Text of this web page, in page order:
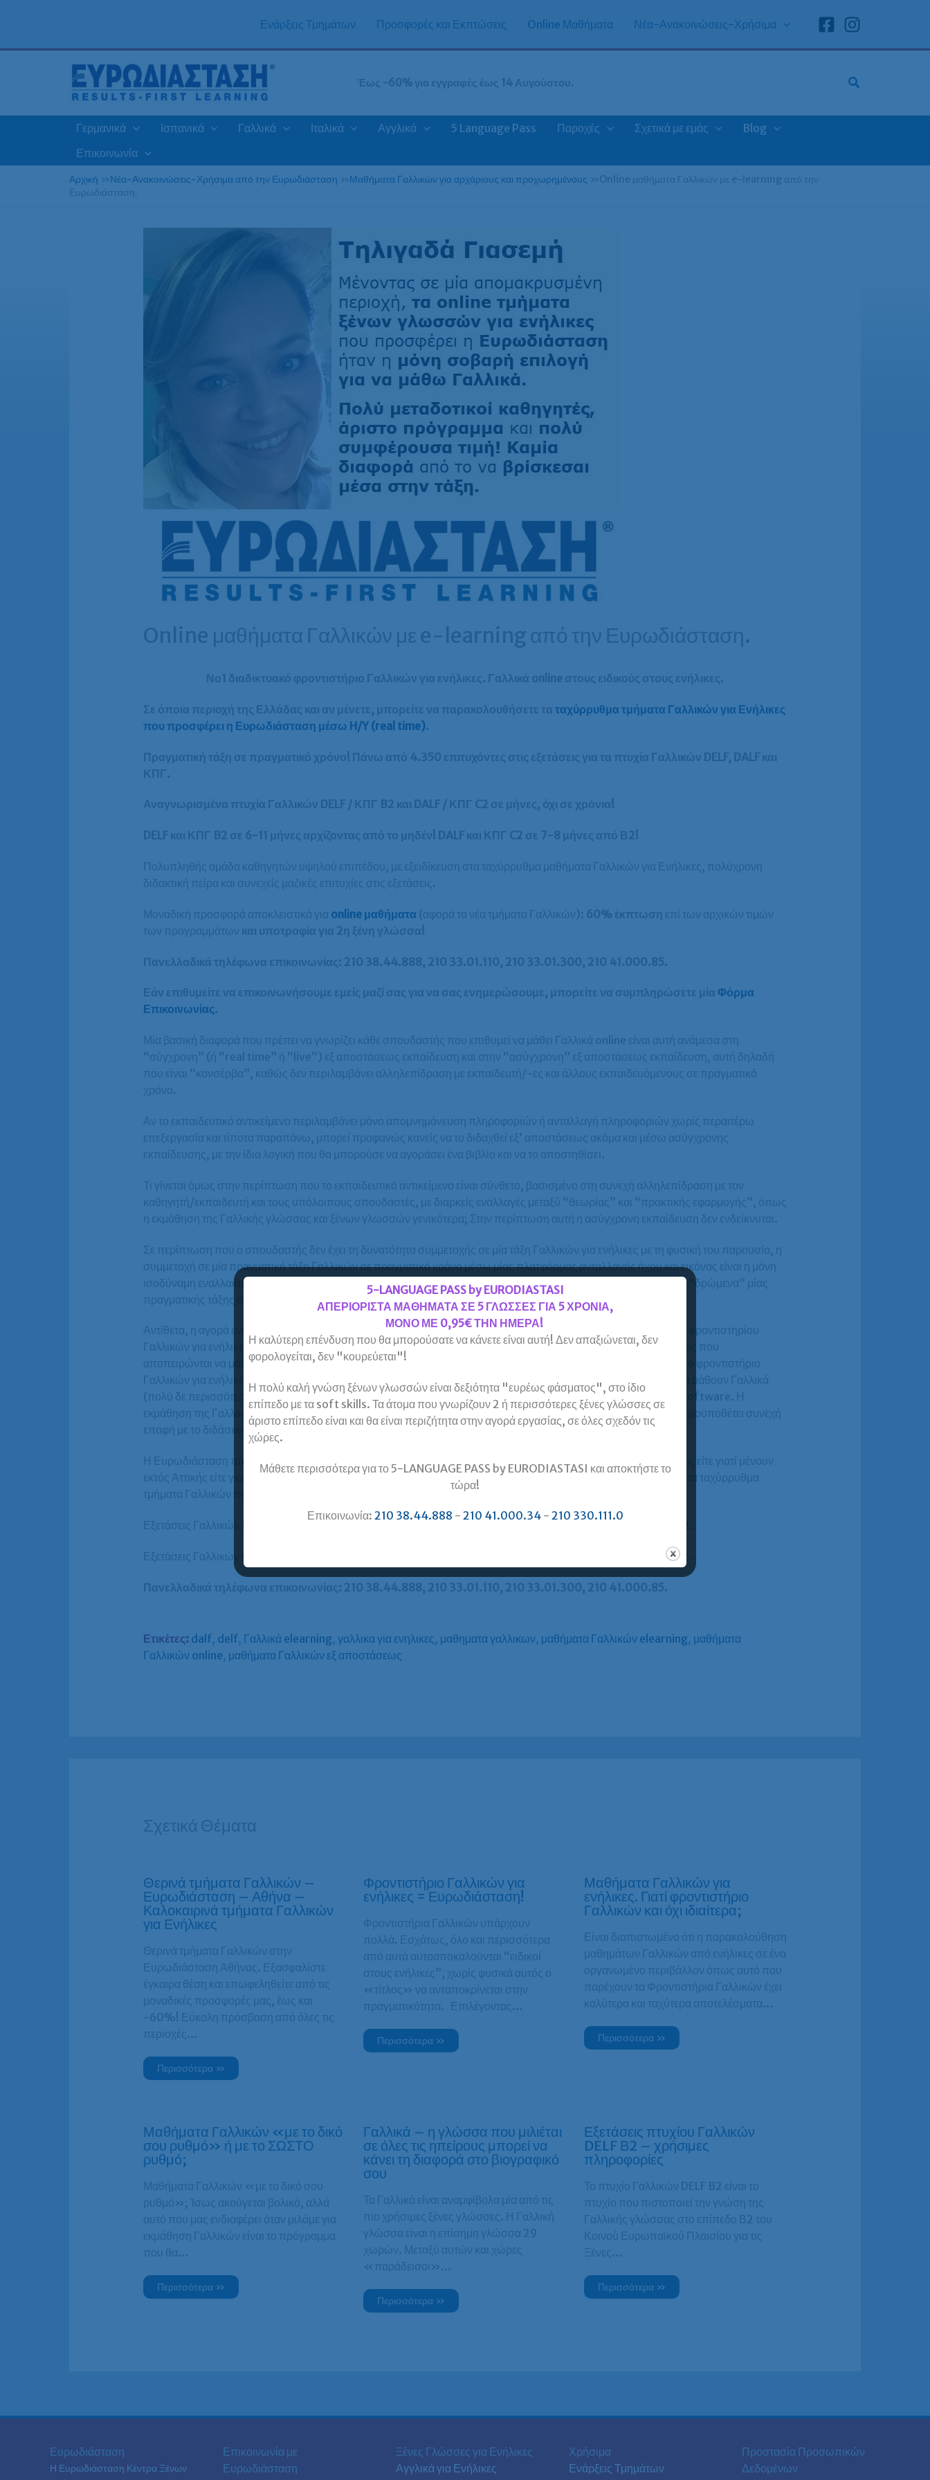
Ενάρξεις Τμημάτων Προσφορές και Εκπτώσεις Online Μαθήματα Νέα-Ανακοινώσεις-Χρήσιμα
Έως -60% για εγγραφές έως 14 Αυγούστου.
Γερμανικά Ισπανικά Γαλλικά Ιταλικά Αγγλικά 5 Language Pass Παροχές Σχετικά με εμάς
Blog
Επικοινωνία
Αρχική »Νέα-Ανακοινώσεις-Χρήσιμα από την Ευρωδιάσταση »Μαθήματα Γαλλικών για αρχάριους και προχωρημένους »Online μαθήματα Γαλλικών με e-learning από την
Ευρωδιάσταση.
Online μαθήματα Γαλλικών με e-learning από την Ευρωδιάσταση.
Νο1 διαδικτυακό φροντιστήριο Γαλλικών για ενήλικες. Γαλλικά online στους ειδικούς στους ενήλικες.
Σε όποια περιοχή της Ελλάδας και αν μένετε, μπορείτε να παρακολουθήσετε τα ταχύρρυθμα τμήματα Γαλλικών για Ενήλικες
που προσφέρει η Ευρωδιάσταση μέσω H/Y (real time).
Πραγματική τάξη σε πραγματικό χρόνο! Πάνω από 4.350 επιτυχόντες στις εξετάσεις για τα πτυχία Γαλλικών DELF, DALF και
ΚΠΓ.
Αναγνωρισμένα πτυχία Γαλλικών DELF / ΚΠΓ B2 και DALF / ΚΠΓ C2 σε μήνες, όχι σε χρόνια!
DELF και ΚΠΓ B2 σε 6-11 μήνες αρχίζοντας από το μηδέν! DALF και ΚΠΓ C2 σε 7-8 μήνες από Β2!
Πολυπληθής ομάδα καθηγητών υψηλού επιπέδου, με εξειδίκευση στα ταχύρρυθμα μαθήματα Γαλλικών για Ενήλικες, πολύχρονη
διδακτική πείρα και συνεχείς μαζικές επιτυχίες στις εξετάσεις.
Μοναδική προσφορά αποκλειστικά για online μαθήματα (αφορά τα νέα τμήματα Γαλλικών): 60% έκπτωση επί των αρχικών τιμών
των προγραμμάτων και υποτροφία για 2η ξένη γλώσσα!
Πανελλαδικά τηλέφωνα επικοινωνίας: 210 38.44.888, 210 33.01.110, 210 33.01.300, 210 41.000.85.
Εάν επιθυμείτε να επικοινωνήσουμε εμείς μαζί σας για να σας ενημερώσουμε, μπορείτε να συμπληρώσετε μία Φόρμα
Επικοινωνίας.
Μία βασική διαφορά που πρέπει να γνωρίζει κάθε σπουδαστής που επιθυμεί να μάθει Γαλλικά online είναι αυτή ανάμεσα στη
“σύγχρονη” (ή “real time” ή “live”) εξ αποστάσεως εκπαίδευση και στην “ασύγχρονη” εξ αποστάσεως εκπαίδευση, αυτή δηλαδή
που είναι “κονσέρβα”, καθώς δεν περιλαμβάνει αλληλεπίδραση με εκπαιδευτή/-ες και άλλους εκπαιδευόμενους σε πραγματικό
χρόνο.
Αν το εκπαιδευτικό αντικείμενο περιλαμβάνει μόνο απομνημόνευση πληροφοριών ή ανταλλαγή πληροφοριών χωρίς περαιτέρω
επεξεργασία και τίποτα παραπάνω, μπορεί προφανώς κανείς να το διδαχθεί εξ’ αποστάσεως ακόμα και μέσω ασύγχρονης
εκπαίδευσης, με την ίδια λογική που θα μπορούσε να αγοράσει ένα βιβλίο και να το αποστηθίσει.
Τι γίνεται όμως στην περίπτωση που το εκπαιδευτικό αντικείμενο είναι σύνθετο, βασισμένο στη συνεχή αλληλεπίδραση με τον
καθηγητή/εκπαιδευτή και τους υπόλοιπους σπουδαστές, με διαρκείς εναλλαγές μεταξύ “θεωρίας” και “πρακτικής εφαρμογής”, όπως
η εκμάθηση της Γαλλικής γλώσσας και ξένων γλωσσών γενικότερα; Στην περίπτωση αυτή η ασύγχρονη εκπαίδευση δεν ενδείκνυται.
Σε περίπτωση που ο σπουδαστής δεν έχει τη δυνατότητα συμμετοχής σε μία τάξη Γαλλικών για ενήλικες με τη φυσική του παρουσία, η
συμμετοχή σε μία πραγματική τάξη Γαλλικών σε πραγματικό χρόνο μέσω μίας πλατφόρμας ανταλλαγής ήχου και εικόνας είναι η μόνη
ισοδύναμη εναλλακτική λύση. Η επιλογή αυτή εξασφαλίζει στον “απομακρυσμένο” σπουδαστή τη συμμετοχή στα “δρώμενα” μίας
πραγματικής τάξης σε πραγματικό χρόνο, χωρίς καμία ουσιαστική διαφορά από τη φοίτηση με φυσική παρουσία.
Αντίθετα, η αγορά ενός “προϊόντος” για την εκμάθηση Γαλλικών χωρίς τη συνεχή υποστήριξη ενός καταξιωμένου φροντιστηρίου
Γαλλικών για ενήλικες αποδεικνύεται συνήθως άστοχη επιλογή, με φτωχά αποτελέσματα. Συνήθως, οι σπουδαστές που
αποπειρώνται να μάθουν με ένα τέτοιο προϊόν στρέφονται μετά από σύντομο χρονικό διάστημα σε ένα δοκιμασμένο φροντιστήριο
Γαλλικών για ενήλικες προκειμένου να έχουν άμεσα και απτά αποτελέσματα, καθώς διαπιστώνουν ότι δε γίνεται να μάθουν Γαλλικά
(πολύ δε περισσότερο να προετοιμαστούν για διπλώματα όπως το DELF και το DALF) μόνο με τη χρήση κάποιου software. Η
εκμάθηση της Γαλλικής γλώσσας, όπως και η προετοιμασία για ένα πτυχίο Γαλλικών όπως το DELF και το DALF, προϋποθέτει συνεχή
επαφή με το διδάσκοντα αλλά και αλληλεπίδραση με την υπόλοιπη τάξη.
Η Ευρωδιάσταση παρέχει στους σπουδαστές της οι οποίοι δεν μπορούν να έχουν φυσική παρουσία στα μαθήματα, είτε γιατί μένουν
εκτός Αττικής είτε γιατί δεν επιθυμούν να μετακινούνται, τη δυνατότητα να παρακολουθήσουν live εξ αποστάσεως τα ταχύρρυθμα
τμήματα Γαλλικών που προσφέρει.
Εξετάσεις Γαλλικών B2 –
Εξετάσεις Γαλλικών C2 – Αναλυτικές πληροφορίες για τη διαδικασία και περιεχόμενο των εξετάσεων Γαλλικών C2
Πανελλαδικά τηλέφωνα επικοινωνίας: 210 38.44.888, 210 33.01.110, 210 33.01.300, 210 41.000.85.
Ετικέτες: dalf, delf, Γαλλικά elearning, γαλλικα για ενηλικες μαθηματα γαλλικων μαθήματα Γαλλικών elearning, μαθήματα
Γαλλικών online μαθήματα Γαλλικών εξ αποστάσεως
Σχετικά Θέματα
Θερινά τμήματα Γαλλικών –
Ευρωδιάσταση – Αθήνα –
Καλοκαιρινά τμήματα Γαλλικών
για Ενήλικες
Θερινά τμήματα Γαλλικών στην
Ευρωδιάσταση Αθήνας. Εξασφαλίστε
έγκαιρα θέση και επωφεληθείτε από τις
μοναδικές προσφορές μας, έως και
-60%! Εύκολη πρόσβαση από όλες τις
περιοχές…
Περισσότερα »
Φροντιστήριο Γαλλικών για
ενήλικες = Ευρωδιάσταση!
Φροντιστήρια Γαλλικών υπάρχουν
πολλά. Εσχάτως, όλο και περισσότερα
από αυτά αυτοαποκαλούνται “ειδικοί
στους ενήλικες”, χωρίς φυσικά αυτός ο
«τίτλος» να ανταποκρίνεται στην
πραγματικότητα. Επιλέγοντας…
Περισσότερα »
Μαθήματα Γαλλικών για
ενήλικες. Γιατί φροντιστήριο
Γαλλικών και όχι ιδιαίτερα;
Είναι διαπιστωμένο ότι η παρακολούθηση
μαθημάτων Γαλλικών από ενήλικες σε ένα
οργανωμένο περιβάλλον όπως αυτό που
παρέχουν τα Φροντιστήρια Γαλλικών έχει
καλύτερα και ταχύτερα αποτελέσματα…
Περισσότερα »
Μαθήματα Γαλλικών «με το δικό
σου ρυθμό» ή με το ΣΩΣΤΟ
ρυθμό;
Μαθήματα Γαλλικών «με το δικό σου
ρυθμό»; Ίσως ακούγεται βολικό, αλλά
αυτό που μας ενδιαφέρει όταν μιλάμε για
εκμάθηση Γαλλικών είναι το πρόγραμμα
που θα…
Περισσότερα »
Γαλλικά – η γλώσσα που μιλιέται
σε όλες τις ηπείρους μπορεί να
κάνει τη διαφορά στο βιογραφικό
σου
Τα Γαλλικά είναι αναμφίβολα μία από τις
πιο χρήσιμες ξένες γλώσσες. Η Γαλλική
γλώσσα είναι η επίσημη γλώσσα 29
χωρών. Μεταξύ αυτών και χώρες
«παράδεισοι»…
Περισσότερα »
Εξετάσεις πτυχίου Γαλλικών
DELF Β2 – χρήσιμες
πληροφορίες
Το πτυχίο Γαλλικών DELF B2 είναι το
πτυχίο που πιστοποιεί την γνώση της
Γαλλικής γλώσσας στο επίπεδο Β2 του
Κοινού Ευρωπαϊκού Πλαισίου για τις
Ξένες…
Περισσότερα »
Ευρωδιάσταση
Η Ευρωδιάσταση Κέντρα Ξένων
Επικοινωνία με
Ευρωδιάσταση
Ξένες Γλώσσες για Ενήλικες
Αγγλικά για Ενήλικες
Χρήσιμα
Ενάρξεις Τμημάτων
Προστασία Προσωπικών
Δεδομένων
5-LANGUAGE PASS by EURODIASTASI
ΑΠΕΡΙΟΡΙΣΤΑ ΜΑΘΗΜΑΤΑ ΣΕ 5 ΓΛΩΣΣΕΣ ΓΙΑ 5 ΧΡΟΝΙΑ,
ΜΟΝΟ ΜΕ 0,95€ ΤΗΝ ΗΜΕΡΑ!
Η καλύτερη επένδυση που θα μπορούσατε να κάνετε είναι αυτή! Δεν απαξιώνεται, δεν
φορολογείται, δεν "κουρεύεται"!
Η πολύ καλή γνώση ξένων γλωσσών είναι δεξιότητα "ευρέως φάσματος", στο ίδιο
επίπεδο με τα soft skills. Τα άτομα που γνωρίζουν 2 ή περισσότερες ξένες γλώσσες σε
άριστο επίπεδο είναι και θα είναι περιζήτητα στην αγορά εργασίας, σε όλες σχεδόν τις
χώρες.
Μάθετε περισσότερα για το 5-LANGUAGE PASS by EURODIASTASI και αποκτήστε το
τώρα!
Επικοινωνία: 210 38.44.888 - 210 41.000.34- 210 330.111.0